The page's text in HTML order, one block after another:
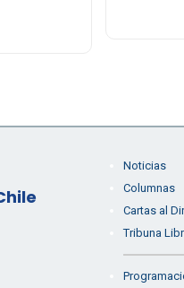
Noticias
Columnas
Cartas al
Tribuna